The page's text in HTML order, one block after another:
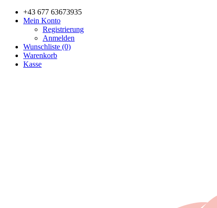
+43 677 63673935
Mein Konto
Registrierung
Anmelden
Wunschliste (0)
Warenkorb
Kasse